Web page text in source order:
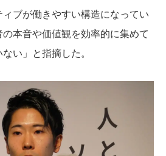
ブが働きやすい構造になってい
本音や価値観を効率的に集めて
い」と指摘した。